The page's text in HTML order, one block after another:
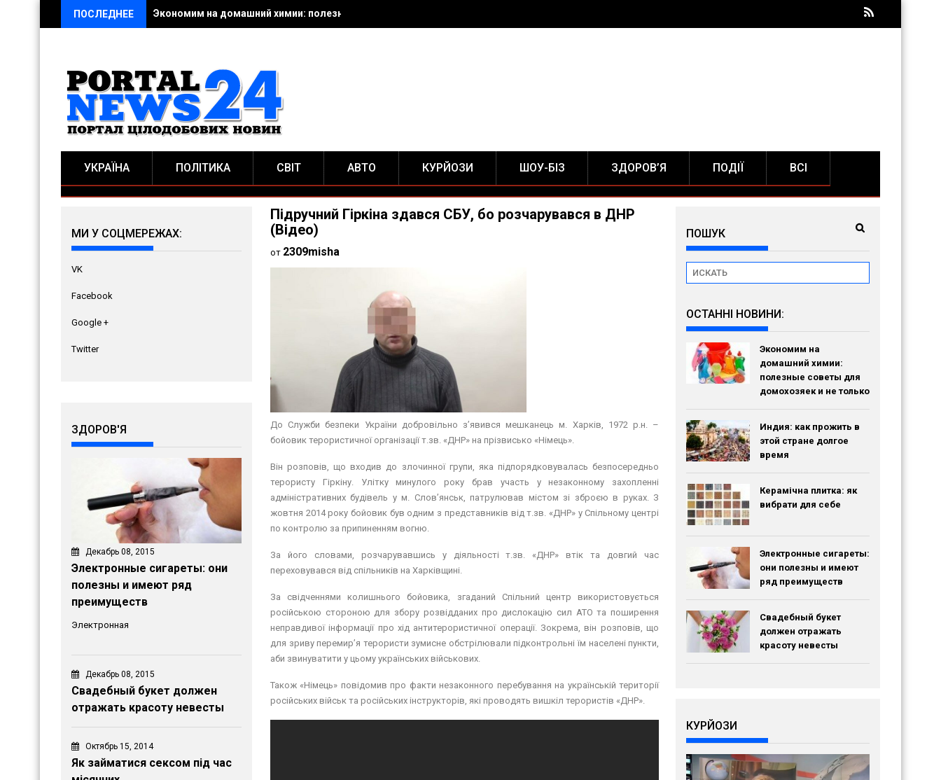
ПОСЛЕДНЕЕ Экономим на домашний химии: полезные советы для домохозяек и не только
УКРАЇНА ПОЛІТИКА СВІТ АВТО КУРЙОЗИ ШОУ-БІЗ ЗДОРОВ’Я ПОДІЇ ВСІ
Підручний Гіркіна здався СБУ, бо розчарувався в ДНР
(Відео)
от 2309misha
До Служби безпеки України добровільно з’явився мешканець м. Харків, 1972 р.н. –
бойовик терористичної організації т.зв. «ДНР» на прізвисько «Німець».
Він розповів, що входив до злочинної групи, яка підпорядковувалась безпосередньо
терористу Гіркіну. Улітку минулого року брав участь у незаконному захопленні
адміністративних будівель у м. Слов’янськ, патрулював містом зі зброєю в руках. З
жовтня 2014 року бойовик був одним з представників від т.зв. «ДНР» у Спільному центрі
по контролю за припиненням вогню.
За його словами, розчарувавшись у діяльності т.зв. «ДНР» втік та довгий час
переховувався від спільників на Харківщині.
За свідченнями колишнього бойовика, згаданий Спільний центр використовується
російською стороною для збору розвідданих про дислокацію сил АТО та поширення
неправдивої інформації про хід антитерористичної операції. Зокрема, він розповів, що
для зриву перемир’я терористи зумисне обстрілювали підконтрольні їм населені пункти,
аби звинуватити у цьому українських військових.
Також «Німець» повідомив про факти незаконного перебування на українській території
російських військ та російських інструкторів, які проводять вишкіл терористів «ДНР».
МИ У СОЦМЕРЕЖАХ:
VK
Facebook
Google +
Twitter
ЗДОРОВ'Я
Декабрь 08, 2015
Электронные сигареты: они
полезны и имеют ряд
преимуществ
Электронная
Декабрь 08, 2015
Свадебный букет должен
отражать красоту невесты
Октябрь 15, 2014
Як займатися сексом під час
ПОШУК
ОСТАННІ НОВИНИ:
Экономим на
домашний химии:
полезные советы для
домохозяек и не только
Индия: как прожить в
этой стране долгое
время
Керамічна плитка: як
вибрати для себе
Электронные сигареты:
они полезны и имеют
ряд преимуществ
Свадебный букет
должен отражать
красоту невесты
КУРЙОЗИ